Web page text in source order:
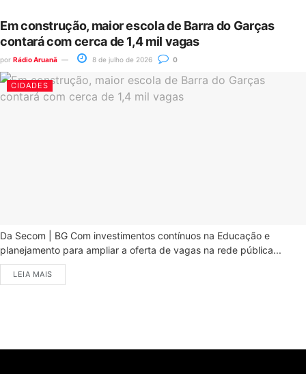
Em construção, maior escola de Barra do Garças
contará com cerca de 1,4 mil vagas
por Rádio Aruanã 8 de julho de 2026 0
CIDADES
Da Secom | BG Com investimentos contínuos na Educação e
planejamento para ampliar a oferta de vagas na rede pública...
LEIA MAIS